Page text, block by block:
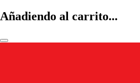
Añadiendo al carrito...